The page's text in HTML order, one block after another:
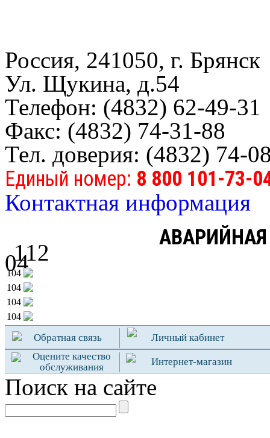
Россия, 241050, г. Брянск
Ул. Щукина, д.54
Телефон: (4832) 62-49-31
Факс: (4832) 74-31-88
Тел. доверия: (4832) 74-
Единый номер: 8 800 101-73-
Контактная информация
04
112
104
104
104
104
Обратная связь
Личный кабинет
Оцените качество
обслуживания
Интернет-магазин
Поиск на сайте